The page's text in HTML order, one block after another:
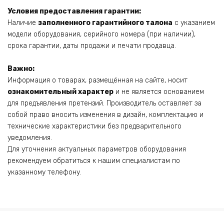
Условия предоставления гарантии:
Наличие заполненного гарантийного талона с указанием
модели оборудования, серийного номера (при наличии),
срока гарантии, даты продажи и печати продавца.
Важно:
Информация о товарах, размещённая на сайте, носит
ознакомительный характер и не является основанием
для предъявления претензий. Производитель оставляет за
собой право вносить изменения в дизайн, комплектацию и
технические характеристики без предварительного
уведомления.
Для уточнения актуальных параметров оборудования
рекомендуем обратиться к нашим специалистам по
указанному телефону.